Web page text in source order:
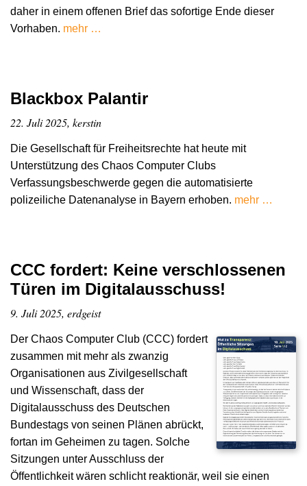
daher in einem offenen Brief das sofortige Ende dieser
Vorhaben. mehr …
Blackbox Palantir
22. Juli 2025, kerstin
Die Gesellschaft für Freiheitsrechte hat heute mit
Unterstützung des Chaos Computer Clubs
Verfassungsbeschwerde gegen die automatisierte
polizeiliche Datenanalyse in Bayern erhoben. mehr …
CCC fordert: Keine verschlossenen
Türen im Digitalausschuss!
9. Juli 2025, erdgeist
Der Chaos Computer Club (CCC) fordert
zusammen mit mehr als zwanzig
Organisationen aus Zivilgesellschaft
und Wissenschaft, dass der
Digitalausschuss des Deutschen
Bundestags von seinen Plänen abrückt,
fortan im Geheimen zu tagen. Solche
Sitzungen unter Ausschluss der
Öffentlichkeit wären schlicht reaktionär, weil sie einen